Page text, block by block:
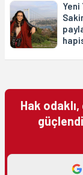
Yeni
Hak